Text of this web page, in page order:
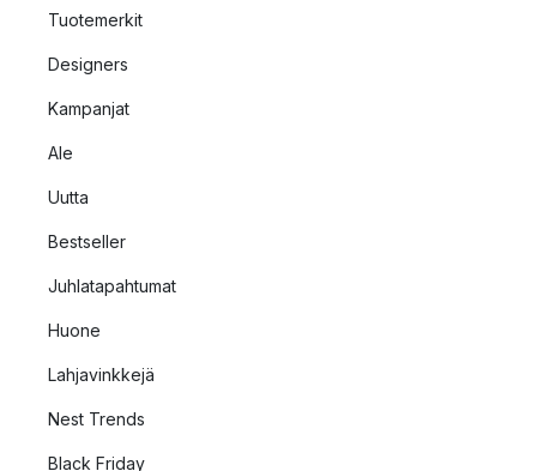
Tuotemerkit
Designers
Kampanjat
Ale
Uutta
Bestseller
Juhlatapahtumat
Huone
Lahjavinkkejä
Nest Trends
Black Friday